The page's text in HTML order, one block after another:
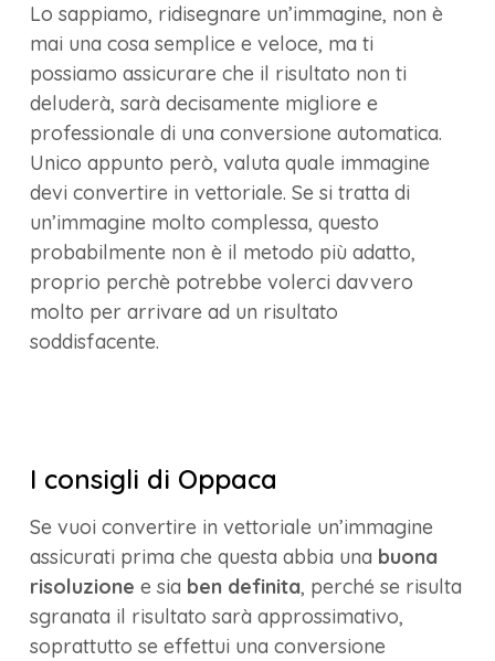
Lo sappiamo, ridisegnare un’immagine, non è
mai una cosa semplice e veloce, ma ti
possiamo assicurare che il risultato non ti
deluderà, sarà decisamente migliore e
professionale di una conversione automatica.
Unico appunto però, valuta quale immagine
devi convertire in vettoriale. Se si tratta di
un’immagine molto complessa, questo
probabilmente non è il metodo più adatto,
proprio perchè potrebbe volerci davvero
molto per arrivare ad un risultato
soddisfacente.
I consigli di Oppaca
Se vuoi convertire in vettoriale un’immagine
assicurati prima che questa abbia una buona
risoluzione e sia ben definita, perché se risulta
sgranata il risultato sarà approssimativo,
soprattutto se effettui una conversione